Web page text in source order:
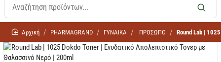
homePHARMAGRAND ΓΥΝΑΙΚΑ ΠΡΟΣΩΠΟ Round Lab |